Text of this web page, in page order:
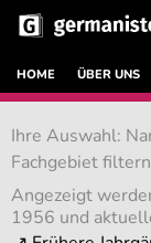
HOME ÜBER UNS
Ihre Auswahl:
Fachgebiet
Angezeigt
1956 und